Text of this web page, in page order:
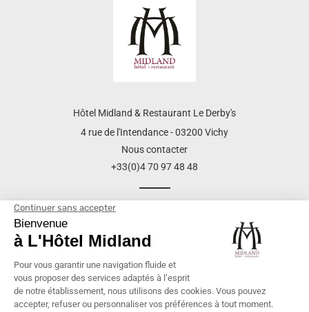
Hôtel Midland & Restaurant Le Derby's
4 rue de l'Intendance - 03200 Vichy
Nous contacter
+33(0)4 70 97 48 48